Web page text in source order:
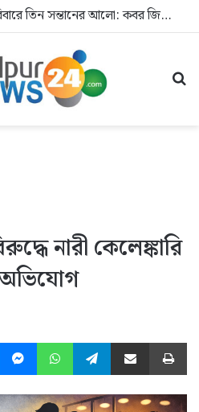
শহীদ সদ্যের শোকাহত পরিবারে তিন সন্তানের আলো: কবর জিয়ারতে যুবদল
নারী কেলেঙ্কারি
MessengerWhatsAppTelegramShare via Email